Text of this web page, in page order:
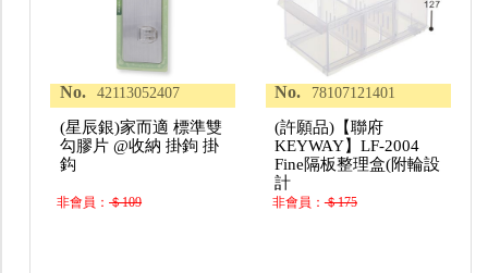
No. 42113052407
(星辰銀)家而適 標準雙
勾膠片 @收納 掛鉤 掛
鈎
非會員：＄109
No. 78107121401
(許願品)【聯府
KEYWAY】LF-2004
Fine隔板整理盒(附輪設
計
非會員：＄175